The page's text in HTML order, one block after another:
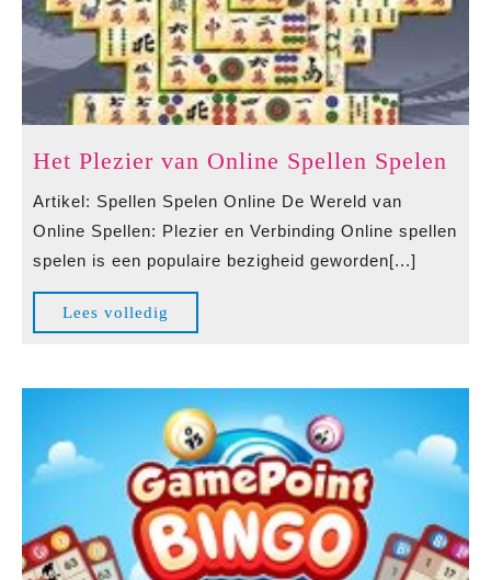
Het Plezier van Online Spellen Spelen
Artikel: Spellen Spelen Online De Wereld van
Online Spellen: Plezier en Verbinding Online spellen
spelen is een populaire bezigheid geworden[...]
Lees volledig
volledig